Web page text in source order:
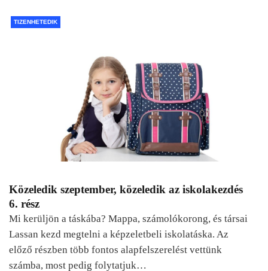
TIZENHETEDIK
Közeledik szeptember, közeledik az iskolakezdés
6. rész
Mi kerüljön a táskába? Mappa, számolókorong, és társai
Lassan kezd megtelni a képzeletbeli iskolatáska. Az
előző részben több fontos alapfelszerelést vettünk
számba, most pedig folytatjuk…